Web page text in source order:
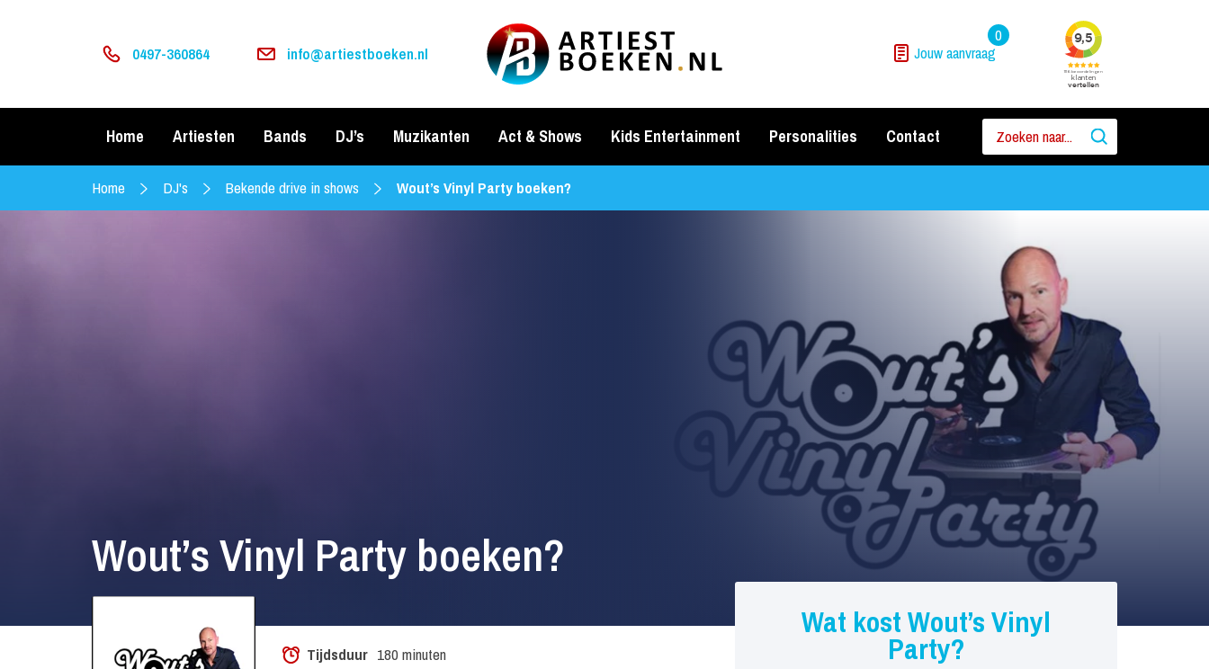
0497-360864 info@artiestboeken.nl Jouw aanvraag
0
Home Artiesten Bands DJ’s Muzikanten Act & Shows Kids Entertainment Personalities Contact
Home DJ's Bekende drive in shows Wout’s Vinyl Party boeken?
Wout’s Vinyl Party boeken?
Tijdsduur 180 minuten
Wat kost Wout’s Vinyl
Party?